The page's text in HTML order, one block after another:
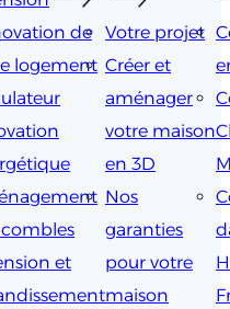
de
logement
et
Votre projet
Créer et
aménager
votre maison
en 3D
Nos
garanties
pour votre
maison